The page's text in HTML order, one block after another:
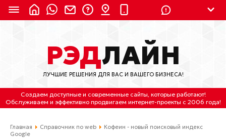
8 (800) 550-9899 (с 2:30 до 11:30 по
Мск)
Бесплатно по России
(4212) 658-653
(4212) 637-673
РЭДЛАЙН
ЛУЧШИЕ РЕШЕНИЯ ДЛЯ ВАС И ВАШЕГО БИЗНЕСА!
Создаем доступные и современные сайты, которые работают!
Обслуживаем и эффективно продвигаем интернет-проекты с 2006 года!
Главная Справочник по web
Кофеин - новый поисковый индекс
Google